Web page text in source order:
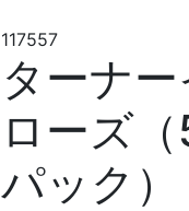
117557
ターナ
ローズ
パック）